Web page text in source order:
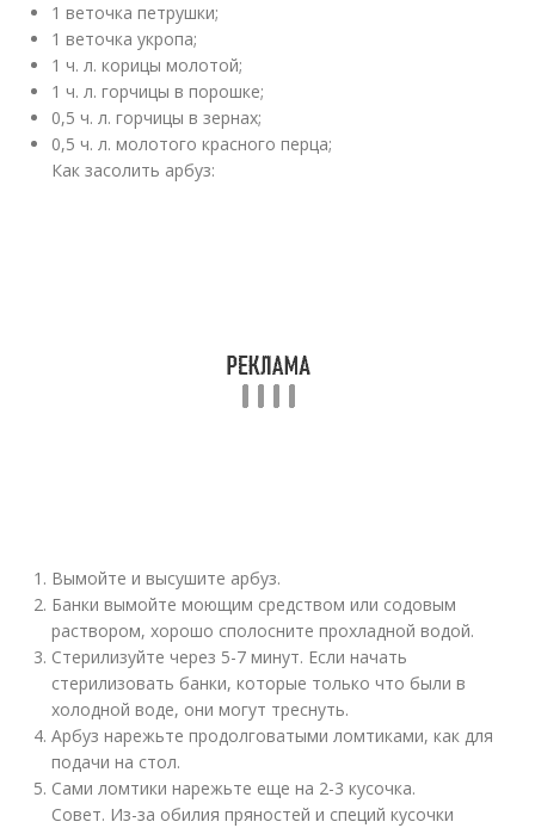
1 веточка петрушки;
1 веточка укропа;
1 ч. л. корицы молотой;
1 ч. л. горчицы в порошке;
0,5 ч. л. горчицы в зернах;
0,5 ч. л. молотого красного перца;
Как засолить арбуз:
Вымойте и высушите арбуз.
Банки вымойте моющим средством или содовым
раствором, хорошо сполосните прохладной водой.
Стерилизуйте через 5-7 минут. Если начать
стерилизовать банки, которые только что были в
холодной воде, они могут треснуть.
Арбуз нарежьте продолговатыми ломтиками, как для
подачи на стол.
Сами ломтики нарежьте еще на 2-3 кусочка.
Совет. Из-за обилия пряностей и специй кусочки